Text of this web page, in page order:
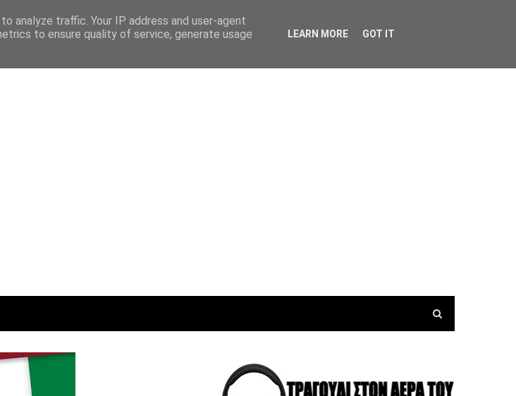
Streamee
analyze traffic. Your IP address and user-agent
to ensure quality of service, generate usage
LEARN MORE GOT IT